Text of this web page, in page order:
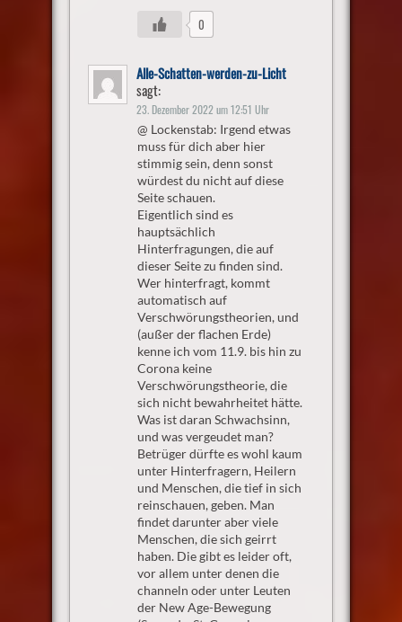
0
Alle-Schatten-werden-zu-Licht
sagt:
23. Dezember 2022 um 12:51 Uhr
@ Lockenstab: Irgend etwas
muss für dich aber hier
stimmig sein, denn sonst
würdest du nicht auf diese
Seite schauen.
Eigentlich sind es
hauptsächlich
Hinterfragungen, die auf
dieser Seite zu finden sind.
Wer hinterfragt, kommt
automatisch auf
Verschwörungstheorien, und
(außer der flachen Erde)
kenne ich vom 11.9. bis hin zu
Corona keine
Verschwörungstheorie, die
sich nicht bewahrheitet hätte.
Was ist daran Schwachsinn,
und was vergeudet man?
Betrüger dürfte es wohl kaum
unter Hinterfragern, Heilern
und Menschen, die tief in sich
reinschauen, geben. Man
findet darunter aber viele
Menschen, die sich geirrt
haben. Die gibt es leider oft,
vor allem unter denen die
channeln oder unter Leuten
der New Age-Bewegung